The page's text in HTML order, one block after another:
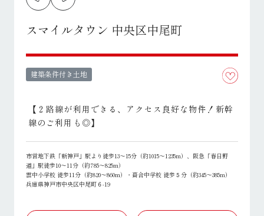
スマイルタウン 中央区中尾町
建築条件付き土地
【２路線が利用できる、アクセス良好な物件！新幹
線のご利用も◎】
市営地下鉄「新神戸」駅より徒歩13～15分（約1015～1235m）、阪急「春日野
道」駅徒歩10～11分（約785～825m）
雲中小学校 徒歩11分（約820～860m）・葺合中学校 徒歩５分（約345～385m）
兵庫県神戸市中央区中尾町６-19